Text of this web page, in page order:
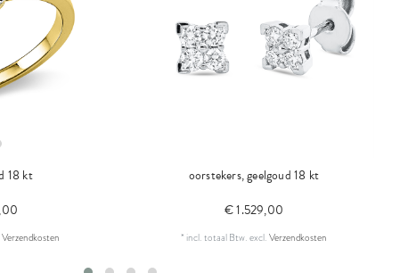
18 kt
Verzendkosten
oorstekers, geelgoud 18 kt
€ 1.529,00
* incl. totaal Btw.excl.Verzendkosten